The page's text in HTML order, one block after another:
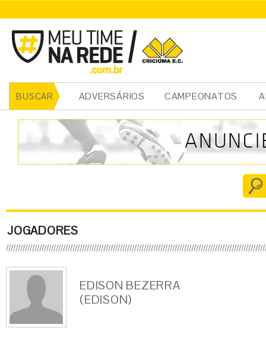
BUSCAR ADVERSÁRIOS CAMPEONATOS
JOGADORES
EDISON BEZERRA
(EDISON)